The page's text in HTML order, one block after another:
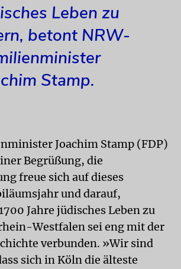
Leben zu
betont NRW-
Stamp.
Joachim Stamp (FDP)
Begrüßung, die
freue sich auf dieses
und darauf,
Jahre jüdisches Leben zu
Westfalen sei eng mit der
verbunden. »Wir sind
sich in Köln die älteste